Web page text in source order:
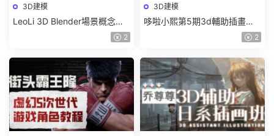
3D建模
LeoLi 3D Blender場景概念設
計班第6期2023年【畫質高清2
3D建模
哆啦小熙第5期3d輔助插畫班
2023年【畫質不錯有大部分素
2